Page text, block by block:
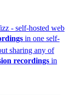
- self-hosted web
in one self-
sharing any of
recordings in